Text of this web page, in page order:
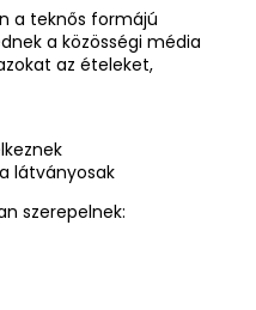
a teknős formájú
a közösségi média
az ételeket,
látványosak
szerepelnek: